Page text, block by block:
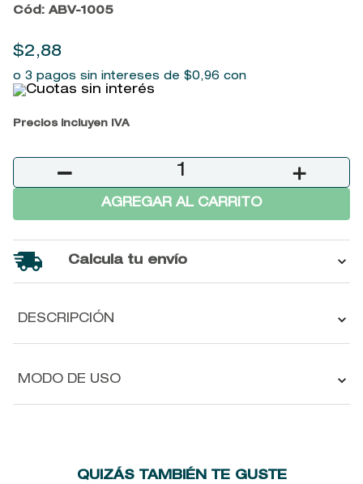
Cód : ABV-1005
$2 ,88
o 3 pagos sin intereses de $0,96 con
Precios incluyen IVA
＋
－
AGREGAR AL CARRITO
Calcula tu envío
DESCRIPCIÓN
MODO DE USO
QUIZÁS TAMBIÉN TE GUSTE
10. john frieda